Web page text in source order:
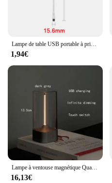
Lampe de table USB portable à prise directe, veilleuse, dortoir, lampe de livre de chevet, protection des yeux, étude des étudiants, lecture
1,94€
Lampe à ventouse magnétique Quactus, lampe à gradation MF ite, charge USB, camping, chambre, dortoir, bureau, escales tactiles
16,13€